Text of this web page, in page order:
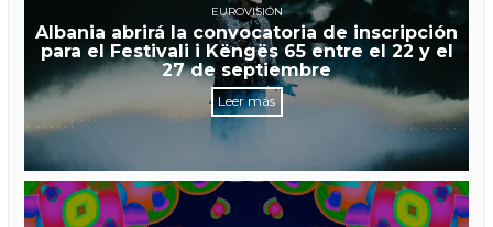
EUROVISIÓN
Albania abrirá la convocatoria de inscripción
para el Festivali i Këngës 65 entre el 22 y el
27 de septiembre
Leer más